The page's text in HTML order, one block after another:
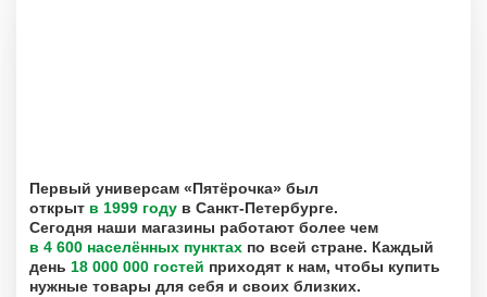
Первый универсам «Пятёрочка» был
открыт в 1999 году в Санкт-Петербурге.
Сегодня наши магазины работают более чем
в 4 600 населённых пунктах по всей стране. Каждый
день 18 000 000 гостей приходят к нам, чтобы купить
нужные товары для себя и своих близких.